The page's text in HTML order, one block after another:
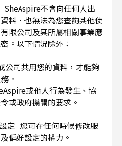
不會向任何人出
料，也無法為您查詢其他使
限公司及其所屬相關事業應
。以下情況除外：
公司共用您的資料，才能夠
。
或他人行為發生、協
或政府機關的要求。
定 您可在任何時候修改服
偏好設定的權力。